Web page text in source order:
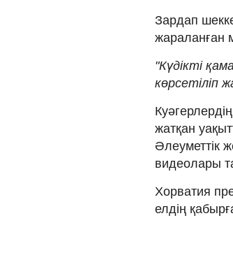
Зардап
жараланған
"Күдікті
көрсетіліп
жатқан
Әлеуметтік
видеолары
Хорватия
елдің